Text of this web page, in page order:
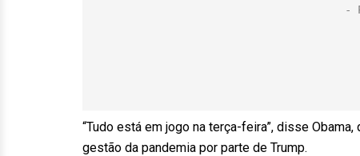
“Tudo está em jogo na terça-feira”, disse
gestão da pandemia por parte de Trump.